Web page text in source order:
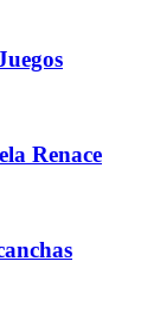
Renace